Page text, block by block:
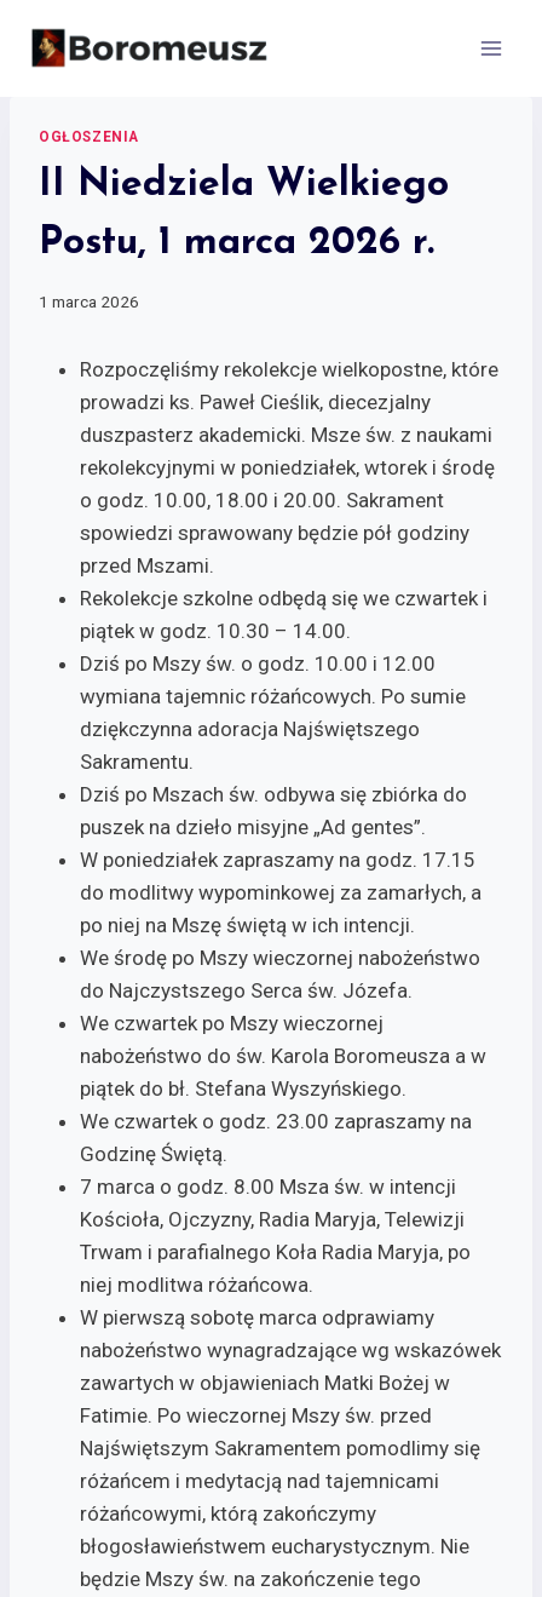
OGŁOSZENIA
II Niedziela Wielkiego
Postu, 1 marca 2026 r.
1 marca 2026
Rozpoczęliśmy rekolekcje wielkopostne, które
prowadzi ks. Paweł Cieślik, diecezjalny
duszpasterz akademicki. Msze św. z naukami
rekolekcyjnymi w poniedziałek, wtorek i środę
o godz. 10.00, 18.00 i 20.00. Sakrament
spowiedzi sprawowany będzie pół godziny
przed Mszami.
Rekolekcje szkolne odbędą się we czwartek i
piątek w godz. 10.30 – 14.00.
Dziś po Mszy św. o godz. 10.00 i 12.00
wymiana tajemnic różańcowych. Po sumie
dziękczynna adoracja Najświętszego
Sakramentu.
Dziś po Mszach św. odbywa się zbiórka do
puszek na dzieło misyjne „Ad gentes”.
W poniedziałek zapraszamy na godz. 17.15
do modlitwy wypominkowej za zamarłych, a
po niej na Mszę świętą w ich intencji.
We środę po Mszy wieczornej nabożeństwo
do Najczystszego Serca św. Józefa.
We czwartek po Mszy wieczornej
nabożeństwo do św. Karola Boromeusza a w
piątek do bł. Stefana Wyszyńskiego.
We czwartek o godz. 23.00 zapraszamy na
Godzinę Świętą.
7 marca o godz. 8.00 Msza św. w intencji
Kościoła, Ojczyzny, Radia Maryja, Telewizji
Trwam i parafialnego Koła Radia Maryja, po
niej modlitwa różańcowa.
W pierwszą sobotę marca odprawiamy
nabożeństwo wynagradzające wg wskazówek
zawartych w objawieniach Matki Bożej w
Fatimie. Po wieczornej Mszy św. przed
Najświętszym Sakramentem pomodlimy się
różańcem i medytacją nad tajemnicami
różańcowymi, którą zakończymy
błogosławieństwem eucharystycznym. Nie
będzie Mszy św. na zakończenie tego